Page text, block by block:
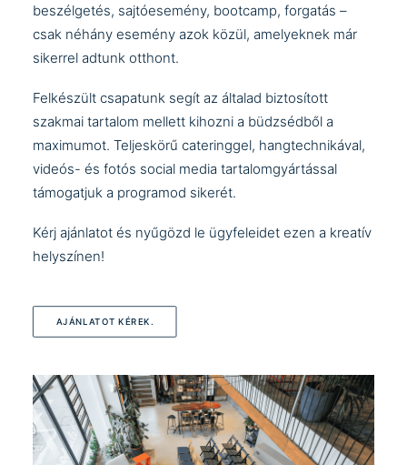
beszélgetés, sajtóesemény, bootcamp, forgatás –
csak néhány esemény azok közül, amelyeknek már
sikerrel adtunk otthont.
Felkészült csapatunk segít az általad biztosított
szakmai tartalom mellett kihozni a büdzsédből a
maximumot. Teljeskörű cateringgel, hangtechnikával,
videós- és fotós social media tartalomgyártással
támogatjuk a programod sikerét.
Kérj ajánlatot és nyűgözd le ügyfeleidet ezen a kreatív
helyszínen!
AJÁNLATOT KÉREK.